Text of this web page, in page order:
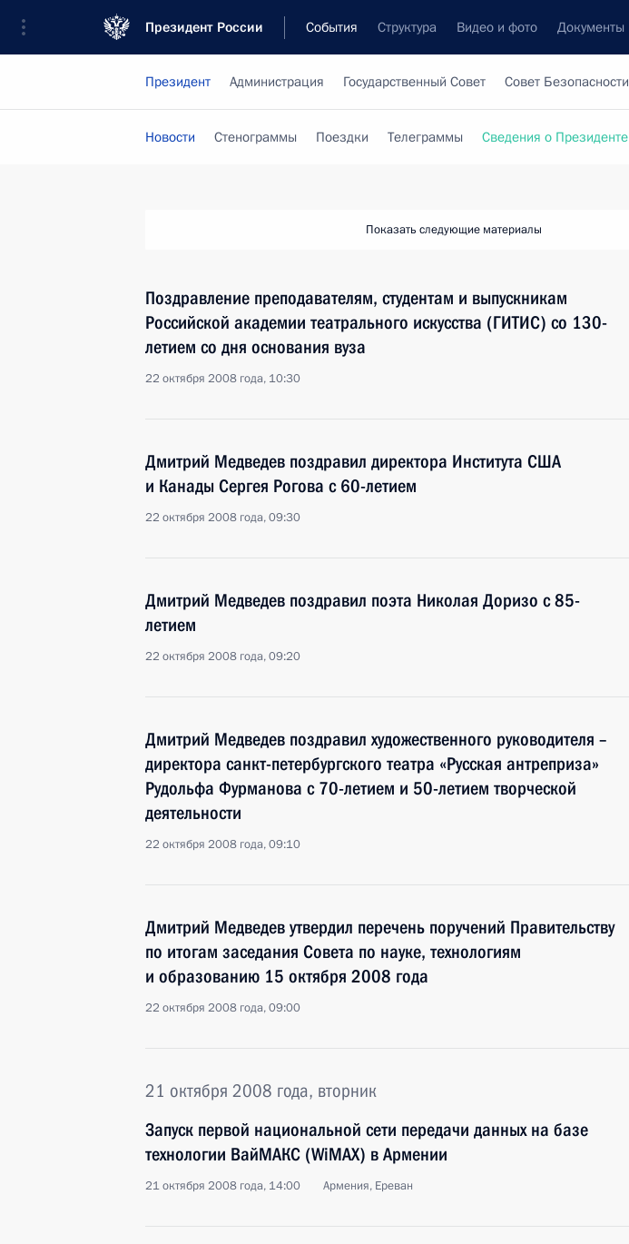
Президент России События Структура Видео и фото Документы
Президент Администрация Государственный Совет Совет Безопасности
Новости Стенограммы Поездки Телеграммы Сведения о Президенте
Показать следующие материалы
Поздравление преподавателям, студентам и выпускникам
Российской академии театрального искусства (ГИТИС) со 130-
летием со дня основания вуза
22 октября 2008 года, 10:30
Дмитрий Медведев поздравил директора Института США
и Канады Сергея Рогова с 60-летием
22 октября 2008 года, 09:30
Дмитрий Медведев поздравил поэта Николая Доризо с 85-
летием
22 октября 2008 года, 09:20
Дмитрий Медведев поздравил художественного руководителя –
директора санкт-петербургского театра «Русская антреприза»
Рудольфа Фурманова с 70-летием и 50-летием творческой
деятельности
22 октября 2008 года, 09:10
Дмитрий Медведев утвердил перечень поручений Правительству
по итогам заседания Совета по науке, технологиям
и образованию 15 октября 2008 года
22 октября 2008 года, 09:00
21 октября 2008 года, вторник
Запуск первой национальной сети передачи данных на базе
технологии ВайМАКС (WiMAX) в Армении
21 октября 2008 года, 14:00 Армения, Ереван